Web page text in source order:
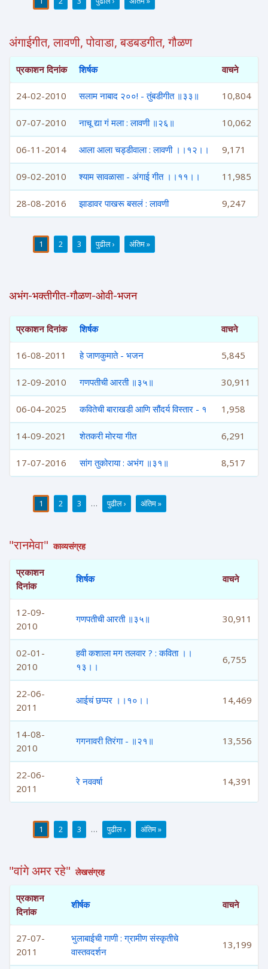
अंगाईगीत, लावणी, पोवाडा, बडबडगीत, गौळण
प्रकाशन दिनांक शिर्षक वाचने
24-02-2010 सलाम नाबाद २००! - तुंबडीगीत ॥३३॥ 10,804
07-07-2010 नाचू द्या गं मला : लावणी ॥२६॥ 10,062
06-11-2014 आला आला चड्डीवाला : लावणी ।।१२।। 9,171
09-02-2010 श्याम सावळासा - अंगाई गीत ।।११।। 11,985
28-08-2016 झाडावर पाखरू बसलं : लावणी 9,247
1 2 3 पुढील › अंतिम »
अभंग-भक्तीगीत-गौळण-ओवी-भजन
प्रकाशन दिनांक शिर्षक वाचने
16-08-2011 हे जाणकुमाते - भजन 5,845
12-09-2010 गणपतीची आरती ॥३५॥ 30,911
06-04-2025 कवितेची बाराखडी आणि सौंदर्य विस्तार - १ 1,958
14-09-2021 शेतकरी मोरया गीत 6,291
17-07-2016 सांग तुकोराया : अभंग ॥३१॥ 8,517
1 2 3 … पुढील › अंतिम »
"रानमेवा" काव्यसंग्रह
प्रकाशन
दिनांक
शिर्षक वाचने
12-09-
2010
गणपतीची आरती ॥३५॥ 30,911
02-01-
2010
हवी कशाला मग तलवार ? : कविता ।।
१३।।
6,755
22-06-
2011
आईचं छप्पर ।।१०।। 14,469
14-08-
2010
गगनावरी तिरंगा - ॥२१॥ 13,556
22-06-
2011
रे नववर्षा 14,391
1 2 3 … पुढील › अंतिम »
"वांगे अमर रहे" लेखसंग्रह
प्रकाशन
दिनांक
शीर्षक वाचने
27-07-
2011
भुलाबाईची गाणी : ग्रामीण संस्कृतीचे
वास्तवदर्शन
13,199